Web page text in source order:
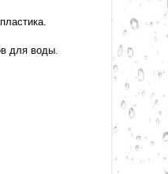
для воды.